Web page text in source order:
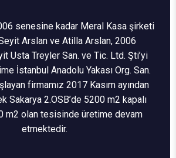
senesine kadar Meral Kasa şirketi
Arslan ve Atilla Arslan, 2006
Usta Treyler San. ve Tic. Ltd. Şti’yi
İstanbul Anadolu Yakası Org. San.
firmamız 2017 Kasım ayından
Sakarya 2.OSB’de 5200 m2 kapalı
m2 olan tesisinde üretime devam
etmektedir.